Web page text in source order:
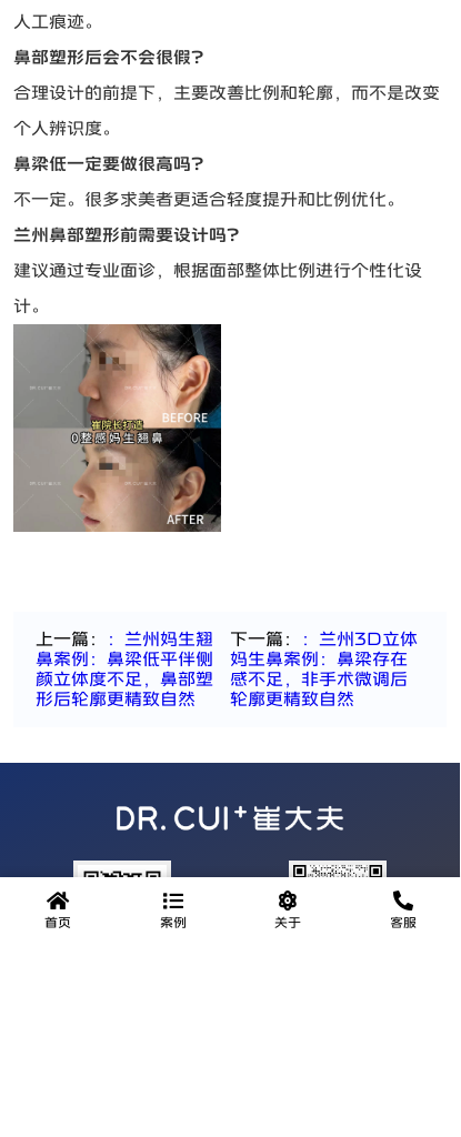
人工痕迹。
鼻部塑形后会不会很假？
合理设计的前提下，主要改善比例和轮廓，而不是改变
个人辨识度。
鼻梁低一定要做很高吗？
不一定。很多求美者更适合轻度提升和比例优化。
兰州鼻部塑形前需要设计吗？
建议通过专业面诊，根据面部整体比例进行个性化设
计。
上一篇：
：兰州妈生翘
鼻案例：鼻梁低平伴侧
颜立体度不足，鼻部塑
形后轮廓更精致自然
下一篇：
：兰州3D立体
妈生鼻案例：鼻梁存在
感不足，非手术微调后
轮廓更精致自然
首页 案例 关于 客服